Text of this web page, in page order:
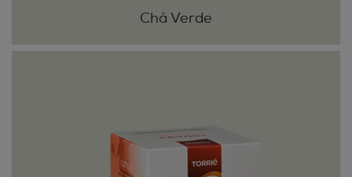
Chá Verde